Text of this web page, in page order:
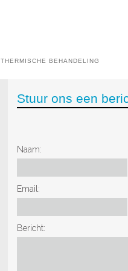
THERMISCHE BEHANDELING
Stuur ons een
Naam:
Email:
Bericht: